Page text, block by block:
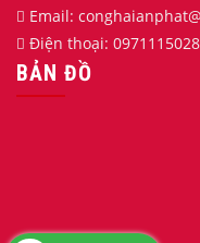
Email: conghaianphat
Điện thoại: 0971115028
BẢN ĐỒ